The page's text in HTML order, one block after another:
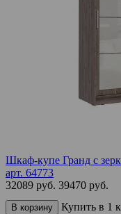
Шкаф-купе Гранд с
арт. 64773
32089 руб. 39470 руб.
В корзину
Купить в 1